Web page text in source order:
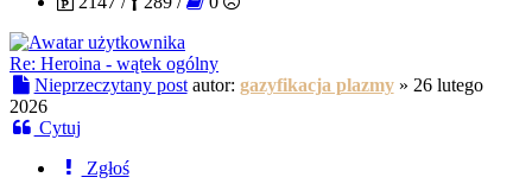
Re: Heroina - wątek ogólny
Nieprzeczytany post autor: gazyfikacja plazmy» 26 lutego
2026
Cytuj
Zgłoś